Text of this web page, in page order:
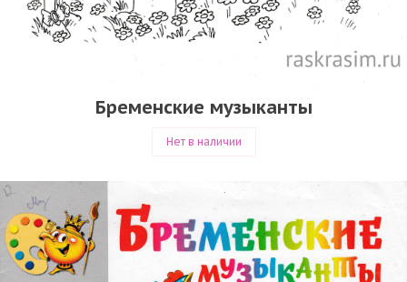
Бременские музыканты
Нет в наличии